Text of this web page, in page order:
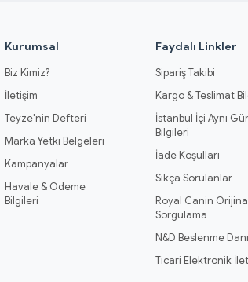
Kurumsal
Biz Kimiz?
İletişim
Teyze'nin Defteri
Marka Yetki Belgeleri
Kampanyalar
Havale & Ödeme
Bilgileri
Faydalı Linkler
Sipariş Takibi
Kargo & Teslimat
İstanbul İçi Aynı
Bilgileri
İade Koşulları
Sıkça Sorulanlar
Royal Canin
Sorgulama
N&D Beslenme
Ticari Elektronik